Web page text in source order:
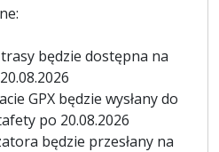
będzie dostępna na
GPX będzie wysłany do
po 20.08.2026
będzie przesłany na